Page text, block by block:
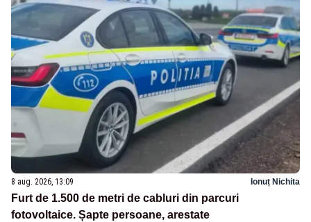
8 aug. 2026, 13:09 Ionuț Nichita
Furt de 1.500 de metri de cabluri din parcuri
fotovoltaice. Șapte persoane, arestate